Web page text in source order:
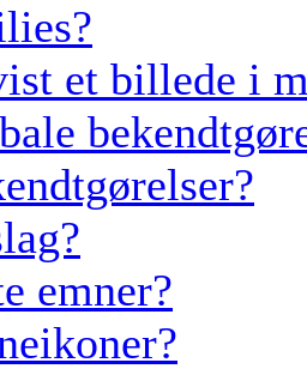
et billede i
emner?